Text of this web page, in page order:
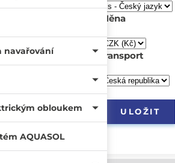
Měna
transport
navařování
obloukem
AQUASOL